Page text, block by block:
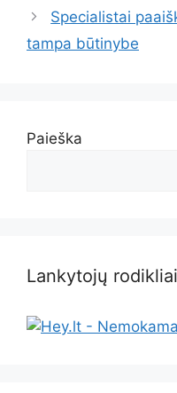
Specialistai
tampa būtinybe
Paieška
Lankytojų rodikliai